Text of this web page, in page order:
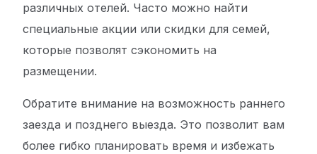
различных отелей. Часто можно найти
специальные акции или скидки для семей,
которые позволят сэкономить на
размещении.
Обратите внимание на возможность раннего
заезда и позднего выезда. Это позволит вам
более гибко планировать время и избежать